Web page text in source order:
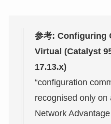
参考: Configuring
Virtual (Catalyst
17.13.x)
“configuration
recognised only on
Network